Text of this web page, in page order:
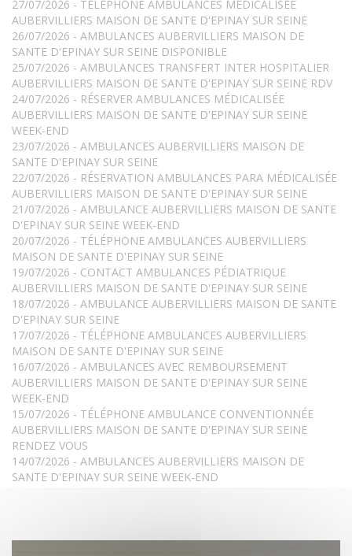
27/07/2026 - TÉLÉPHONE AMBULANCES MÉDICALISÉE
AUBERVILLIERS MAISON DE SANTE D'EPINAY SUR SEINE
26/07/2026 - AMBULANCES AUBERVILLIERS MAISON DE
SANTE D'EPINAY SUR SEINE DISPONIBLE
25/07/2026 - AMBULANCES TRANSFERT INTER HOSPITALIER
AUBERVILLIERS MAISON DE SANTE D'EPINAY SUR SEINE RDV
24/07/2026 - RÉSERVER AMBULANCES MÉDICALISÉE
AUBERVILLIERS MAISON DE SANTE D'EPINAY SUR SEINE
WEEK-END
23/07/2026 - AMBULANCES AUBERVILLIERS MAISON DE
SANTE D'EPINAY SUR SEINE
22/07/2026 - RÉSERVATION AMBULANCES PARA MÉDICALISÉE
AUBERVILLIERS MAISON DE SANTE D'EPINAY SUR SEINE
21/07/2026 - AMBULANCE AUBERVILLIERS MAISON DE SANTE
D'EPINAY SUR SEINE WEEK-END
20/07/2026 - TÉLÉPHONE AMBULANCES AUBERVILLIERS
MAISON DE SANTE D'EPINAY SUR SEINE
19/07/2026 - CONTACT AMBULANCES PÉDIATRIQUE
AUBERVILLIERS MAISON DE SANTE D'EPINAY SUR SEINE
18/07/2026 - AMBULANCE AUBERVILLIERS MAISON DE SANTE
D'EPINAY SUR SEINE
17/07/2026 - TÉLÉPHONE AMBULANCES AUBERVILLIERS
MAISON DE SANTE D'EPINAY SUR SEINE
16/07/2026 - AMBULANCES AVEC REMBOURSEMENT
AUBERVILLIERS MAISON DE SANTE D'EPINAY SUR SEINE
WEEK-END
15/07/2026 - TÉLÉPHONE AMBULANCE CONVENTIONNÉE
AUBERVILLIERS MAISON DE SANTE D'EPINAY SUR SEINE
RENDEZ VOUS
14/07/2026 - AMBULANCES AUBERVILLIERS MAISON DE
SANTE D'EPINAY SUR SEINE WEEK-END